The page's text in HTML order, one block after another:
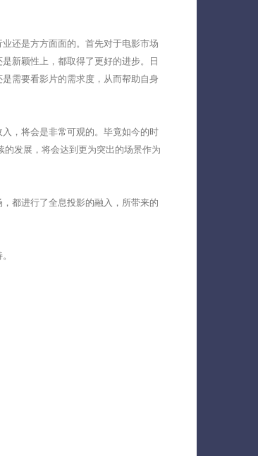
还是方方面面的。首先对于电影市场
新颖性上，都取得了更好的进步。日
需要看影片的需求度，从而帮助自身
，将会是非常可观的。毕竟如今的时
发展，将会达到更为突出的场景作为
都进行了全息投影的融入，所带来的